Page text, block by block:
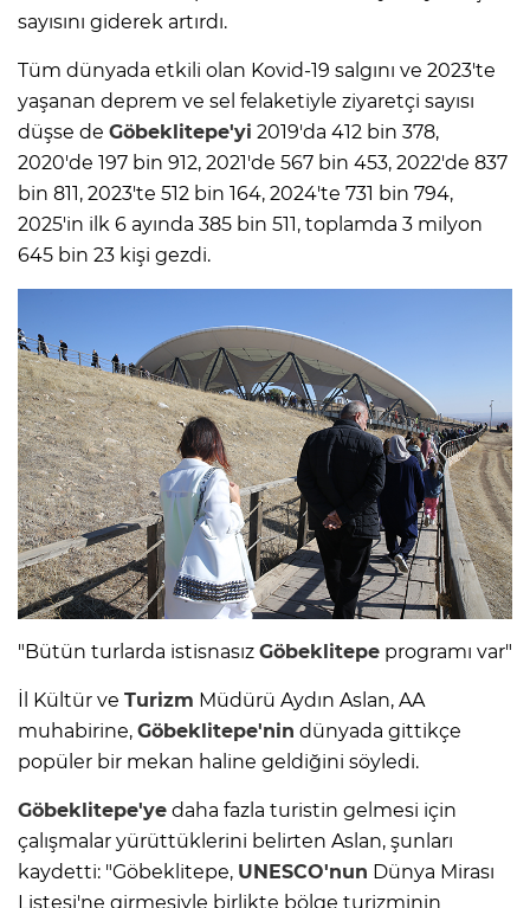
sayısını giderek artırdı.
Tüm dünyada etkili olan Kovid-19 salgını ve 2023'te
yaşanan deprem ve sel felaketiyle ziyaretçi sayısı
düşse de Göbeklitepe'yi 2019'da 412 bin 378,
2020'de 197 bin 912, 2021'de 567 bin 453, 2022'de 837
bin 811, 2023'te 512 bin 164, 2024'te 731 bin 794,
2025'in ilk 6 ayında 385 bin 511, toplamda 3 milyon
645 bin 23 kişi gezdi.
"Bütün turlarda istisnasız Göbeklitepe programı var"
İl Kültür ve Turizm Müdürü Aydın Aslan, AA
muhabirine, Göbeklitepe'nin dünyada gittikçe
popüler bir mekan haline geldiğini söyledi.
Göbeklitepe'ye daha fazla turistin gelmesi için
çalışmalar yürüttüklerini belirten Aslan, şunları
kaydetti: "Göbeklitepe, UNESCO'nun Dünya Mirası
Listesi'ne girmesiyle birlikte bölge turizminin